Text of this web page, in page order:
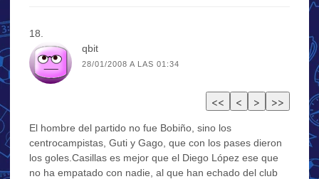
qbit
28/01/2008 A LAS 01:34
El hombre del partido no fue Bobiño, sino los
centrocampistas, Guti y Gago, que con los pases dieron
los goles.Casillas es mejor que el Diego López ese que
no ha empatado con nadie, al que han echado del club